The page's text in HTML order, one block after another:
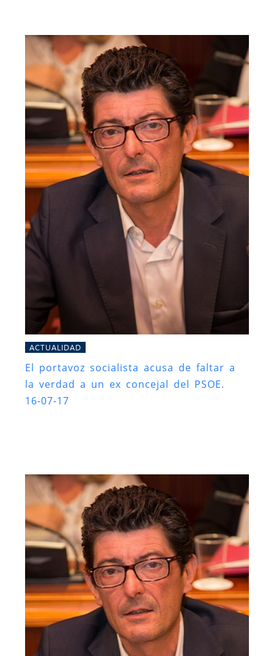
ACTUALIDAD
El portavoz socialista acusa de faltar a
la verdad a un ex concejal del PSOE.
16-07-17